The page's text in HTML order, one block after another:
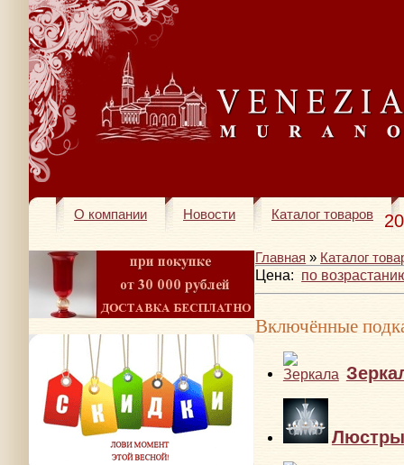
О компании Новости Каталог товаров
Главная » Каталог
Цена: по
Включённые
Люстры